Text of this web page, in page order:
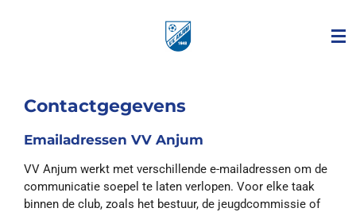
Contactgegevens
Emailadressen VV Anjum
VV Anjum werkt met verschillende e-mailadressen om de
communicatie soepel te laten verlopen. Voor elke taak
binnen de club, zoals het bestuur, de jeugdcommissie of